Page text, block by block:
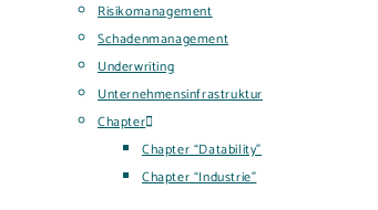
Risikomanagement
Schadenmanagement
Underwriting
Unternehmensinfrastruktur
Chapter
Chapter “Datability”
Chapter “Industrie”